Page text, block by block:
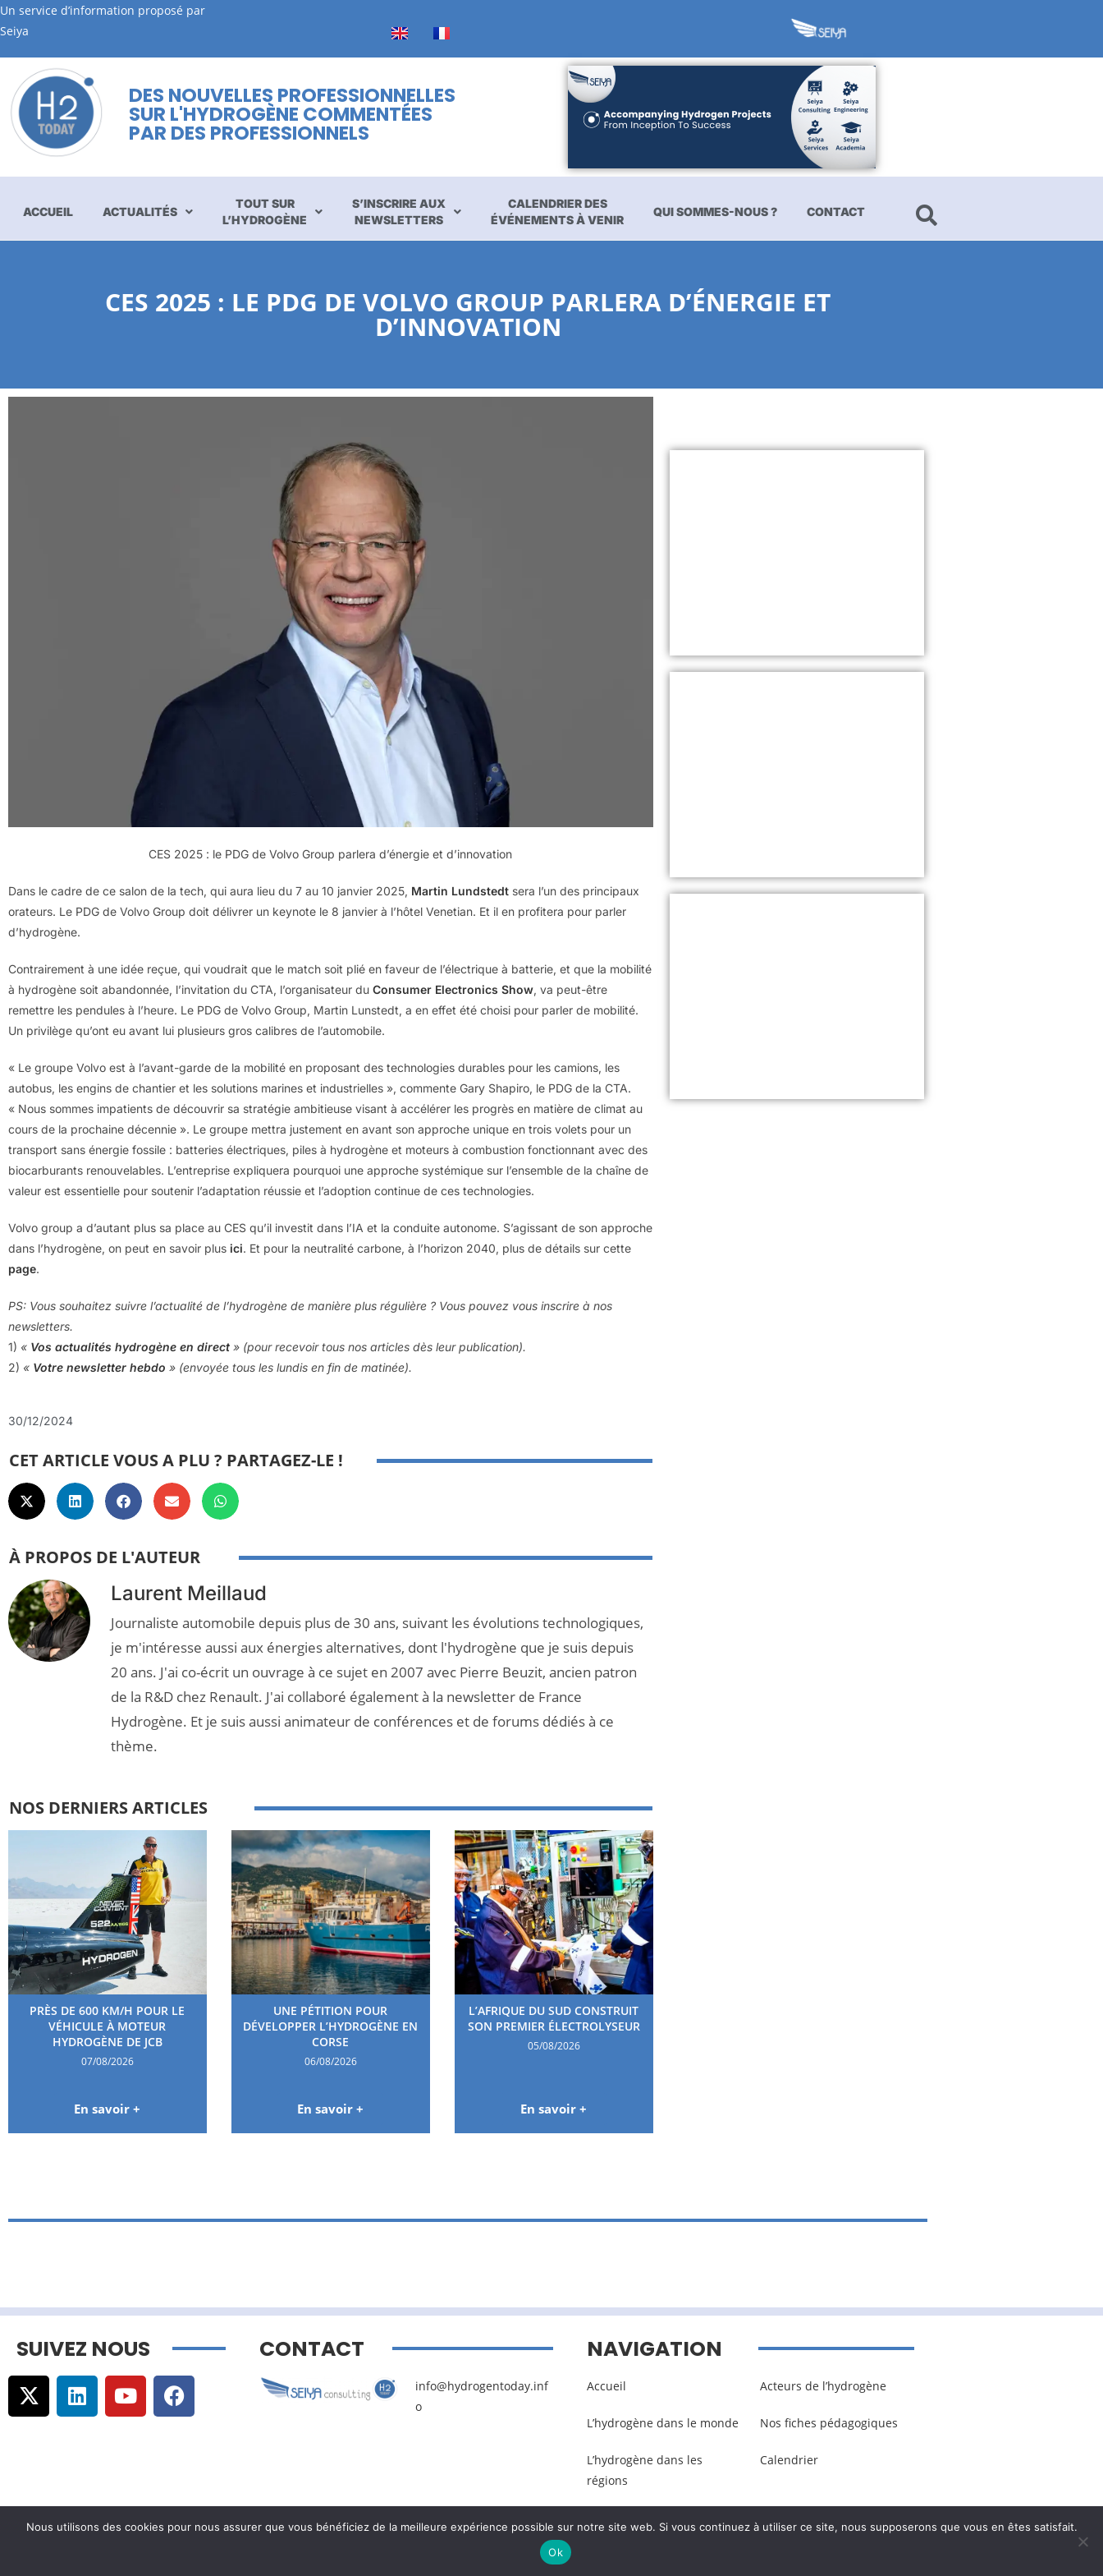
Un service d’information proposé par
Seiya
DES NOUVELLES PROFESSIONNELLES
SUR L'HYDROGÈNE COMMENTÉES
PAR DES PROFESSIONNELS
ACCUEIL ACTUALITÉS
TOUT SUR
L’HYDROGÈNE
S’INSCRIRE AUX
NEWSLETTERS
CALENDRIER DES
ÉVÉNEMENTS À VENIR
QUI SOMMES-NOUS ? CONTACT
CES 2025 : LE PDG DE VOLVO GROUP PARLERA D’ÉNERGIE ET
D’INNOVATION
CES 2025 : le PDG de Volvo Group parlera d’énergie et d’innovation
Dans le cadre de ce salon de la tech, qui aura lieu du 7 au 10 janvier 2025, Martin Lundstedt sera l’un des principaux
orateurs. Le PDG de Volvo Group doit délivrer un keynote le 8 janvier à l’hôtel Venetian. Et il en profitera pour parler
d’hydrogène.
Contrairement à une idée reçue, qui voudrait que le match soit plié en faveur de l’électrique à batterie, et que la mobilité
à hydrogène soit abandonnée, l’invitation du CTA, l’organisateur du Consumer Electronics Show, va peut-être
remettre les pendules à l’heure. Le PDG de Volvo Group, Martin Lunstedt, a en effet été choisi pour parler de mobilité.
Un privilège qu’ont eu avant lui plusieurs gros calibres de l’automobile.
« Le groupe Volvo est à l’avant-garde de la mobilité en proposant des technologies durables pour les camions, les
autobus, les engins de chantier et les solutions marines et industrielles », commente Gary Shapiro, le PDG de la CTA.
« Nous sommes impatients de découvrir sa stratégie ambitieuse visant à accélérer les progrès en matière de climat au
cours de la prochaine décennie ». Le groupe mettra justement en avant son approche unique en trois volets pour un
transport sans énergie fossile : batteries électriques, piles à hydrogène et moteurs à combustion fonctionnant avec des
biocarburants renouvelables. L’entreprise expliquera pourquoi une approche systémique sur l’ensemble de la chaîne de
valeur est essentielle pour soutenir l’adaptation réussie et l’adoption continue de ces technologies.
Volvo group a d’autant plus sa place au CES qu’il investit dans l’IA et la conduite autonome. S’agissant de son approche
dans l’hydrogène, on peut en savoir plus ici. Et pour la neutralité carbone, à l’horizon 2040, plus de détails sur cette
page.
PS: Vous souhaitez suivre l’actualité de l’hydrogène de manière plus régulière ? Vous pouvez vous inscrire à nos
newsletters.
1) « Vos actualités hydrogène en direct » (pour recevoir tous nos articles dès leur publication).
2) « Votre newsletter hebdo » (envoyée tous les lundis en fin de matinée).
30/12/2024
CET ARTICLE VOUS A PLU ? PARTAGEZ-LE !
À PROPOS DE L'AUTEUR
Laurent Meillaud
Journaliste automobile depuis plus de 30 ans, suivant les évolutions technologiques,
je m'intéresse aussi aux énergies alternatives, dont l'hydrogène que je suis depuis
20 ans. J'ai co-écrit un ouvrage à ce sujet en 2007 avec Pierre Beuzit, ancien patron
de la R&D chez Renault. J'ai collaboré également à la newsletter de France
Hydrogène. Et je suis aussi animateur de conférences et de forums dédiés à ce
thème.
NOS DERNIERS ARTICLES
PRÈS DE 600 KM/H POUR LE
VÉHICULE À MOTEUR
HYDROGÈNE DE JCB
07/08/2026
En savoir +
UNE PÉTITION POUR
DÉVELOPPER L’HYDROGÈNE EN
CORSE
06/08/2026
En savoir +
L’AFRIQUE DU SUD CONSTRUIT
SON PREMIER ÉLECTROLYSEUR
05/08/2026
En savoir +
SUIVEZ NOUS CONTACT
info@hydrogentoday.inf
o
NAVIGATION
Accueil
L’hydrogène dans le monde
L’hydrogène dans les
régions
Acteurs de l’hydrogène
Nos fiches pédagogiques
Calendrier
Mentions légales
Nous utilisons des cookies pour nous assurer que vous bénéficiez de la meilleure expérience possible sur notre site web. Si vous continuez à utiliser ce site, nous supposerons que vous en êtes satisfait.
Ok